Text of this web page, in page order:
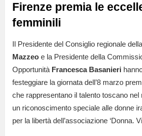
Firenze premia le
femminili
Il Presidente del Consiglio regionale
Mazzeo e la Presidente della
Opportunità Francesca Basanieri
festeggiare la giornata dell’8 marzo
che rappresentano il talento toscano
un riconoscimento speciale alle donne
per la libertà dell’associazione ‘Donna.